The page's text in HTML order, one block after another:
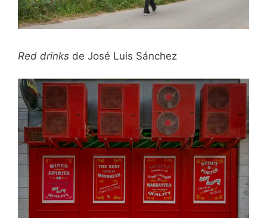
Red drinks de José Luis Sánchez